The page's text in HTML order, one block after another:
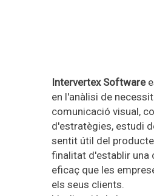
Intervertex Software
en l'anàlisi de
comunicació visual,
d'estratègies, estudi
sentit útil del
finalitat d'establir una
eficaç que les
els seus clients.